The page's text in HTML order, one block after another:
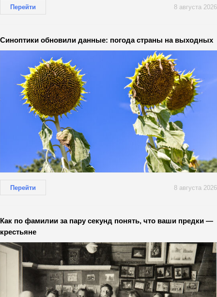
Перейти 8 августа 2026
Синоптики обновили данные: погода страны на выходных
Перейти 8 августа 2026
Как по фамилии за пару секунд понять, что ваши предки —
крестьяне